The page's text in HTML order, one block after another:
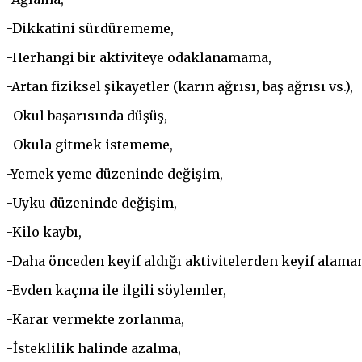
-Dikkatini sürdürememe,
-Herhangi bir aktiviteye odaklanamama,
-Artan fiziksel şikayetler (karın ağrısı, baş ağrısı vs.),
-Okul başarısında düşüş,
-Okula gitmek istememe,
-Yemek yeme düzeninde değişim,
-Uyku düzeninde değişim,
-Kilo kaybı,
-Daha önceden keyif aldığı aktivitelerden keyif
-Evden kaçma ile ilgili söylemler,
-Karar vermekte zorlanma,
-İsteklilik halinde azalma,